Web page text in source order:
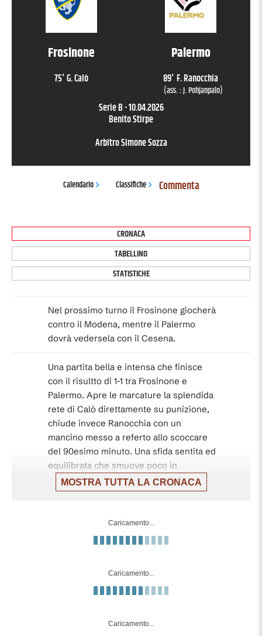
Frosinone
75' G. Calò
Palermo
89' F. Ranocchia
(ass. :J. Pohjanpalo)
Serie B-10.04.2026
Benito Stirpe
ArbitroSimone Sozza
Calendario Classifiche Commenta
CRONACA
TABELLINO
STATISTICHE
Nel prossimo turno il Frosinone giocherà
contro il Modena, mentre il Palermo
dovrà vedersela con il Cesena.
Una partita bella e intensa che finisce
con il risultto di 1-1 tra Frosinone e
Palermo. Apre le marcature la splendida
rete di Calò direttamente su punizione,
chiude invece Ranocchia con un
mancino messo a referto allo scoccare
del 90esimo minuto. Una sfida sentita ed
equilibrata che smuove poco in
classifica, ma che offre una bella
occasione al Venezia e al Monza.
Fine partita: FROSINONE-PALERMO 1-1
(76' Calò, 88' Ranocchia).
destro, para Gomis.
MOSTRA TUTTA LA CRONACA
Caricamento...
Caricamento...
Caricamento...